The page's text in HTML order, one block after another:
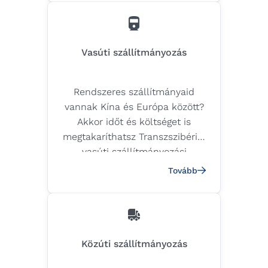
szolgáltatásainkat az Ön
Vasúti szállítmányozás
Rendszeres szállítmányaid
vannak Kína és Európa között?
Akkor időt és költséget is
megtakaríthatsz Transzszibériai
vasúti szállítmányozási
szolgáltatásunkkal, ami a
Tovább
Közúti szállítmányozás